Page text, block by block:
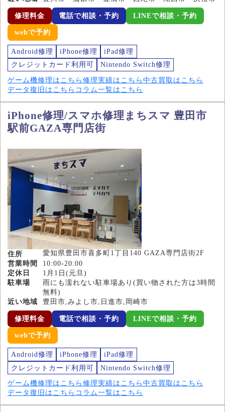
修理料金 電話で相談・予約 LINEで相談・予約
webで予約
Android修理 iPhone修理
iPad修理
クレジットカード利用可
Nintendo Switch修理
ゲーム機修理はこちら 修理実績はこちら 中古買取はこちら
データ復旧はこちら コラム一覧はこちら
iPhone修理/スマホ修理まちスマ 豊田市
駅前GAZA専門店街
住所
愛知県豊田市喜多町1丁目140 GAZA専門店街2F
営業時間
10:00-20:00
定休日
1月1日(元旦)
駐車場
雨にも濡れない駐車場あり(買い物された方は3時間
無料)
近い地域
豊田市,みよし市,日進市,岡崎市
修理料金 電話で相談・予約 LINEで相談・予約
webで予約
Android修理 iPhone修理
iPad修理
クレジットカード利用可
Nintendo Switch修理
ゲーム機修理はこちら 修理実績はこちら 中古買取はこちら
データ復旧はこちら コラム一覧はこちら